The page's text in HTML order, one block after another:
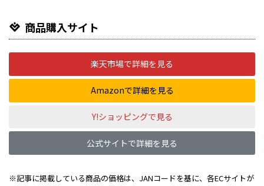
商品購入サイト
楽天市場で詳細を見る
Amazonで詳細を見る
Y!ショッピングで見る
公式サイトで詳細を見る
※記事に掲載している商品の価格は、JANコードを基に、各ECサイトが